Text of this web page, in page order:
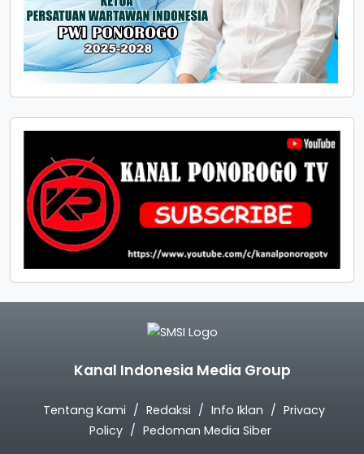
Kanal Indonesia Media Group
Tentang Kami Redaksi Info Iklan
Privacy
Policy
Pedoman Media Siber